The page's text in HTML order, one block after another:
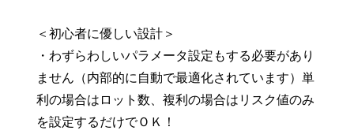
＜初心者に優しい設計＞
・わずらわしいパラメータ設定もする必要があり
ません（内部的に自動で最適化されています）単
利の場合はロット数、複利の場合はリスク値のみ
を設定するだけでＯＫ！